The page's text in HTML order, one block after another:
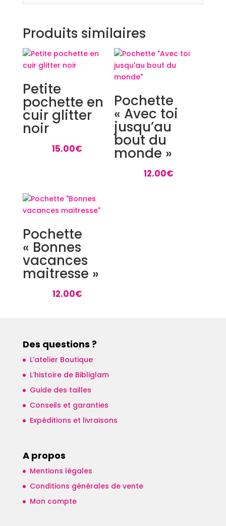
Produits similaires
Petite
pochette en
cuir glitter
noir
15.00€
Pochette
« Avec toi
jusqu’au
bout du
monde »
12.00€
Pochette
« Bonnes
vacances
maitresse »
12.00€
Des questions ?
L’atelier Boutique
L’histoire de Bibliglam
Guide des tailles
Conseils et garanties
Expéditions et livraisons
A propos
Mentions légales
Conditions générales de vente
Mon compte